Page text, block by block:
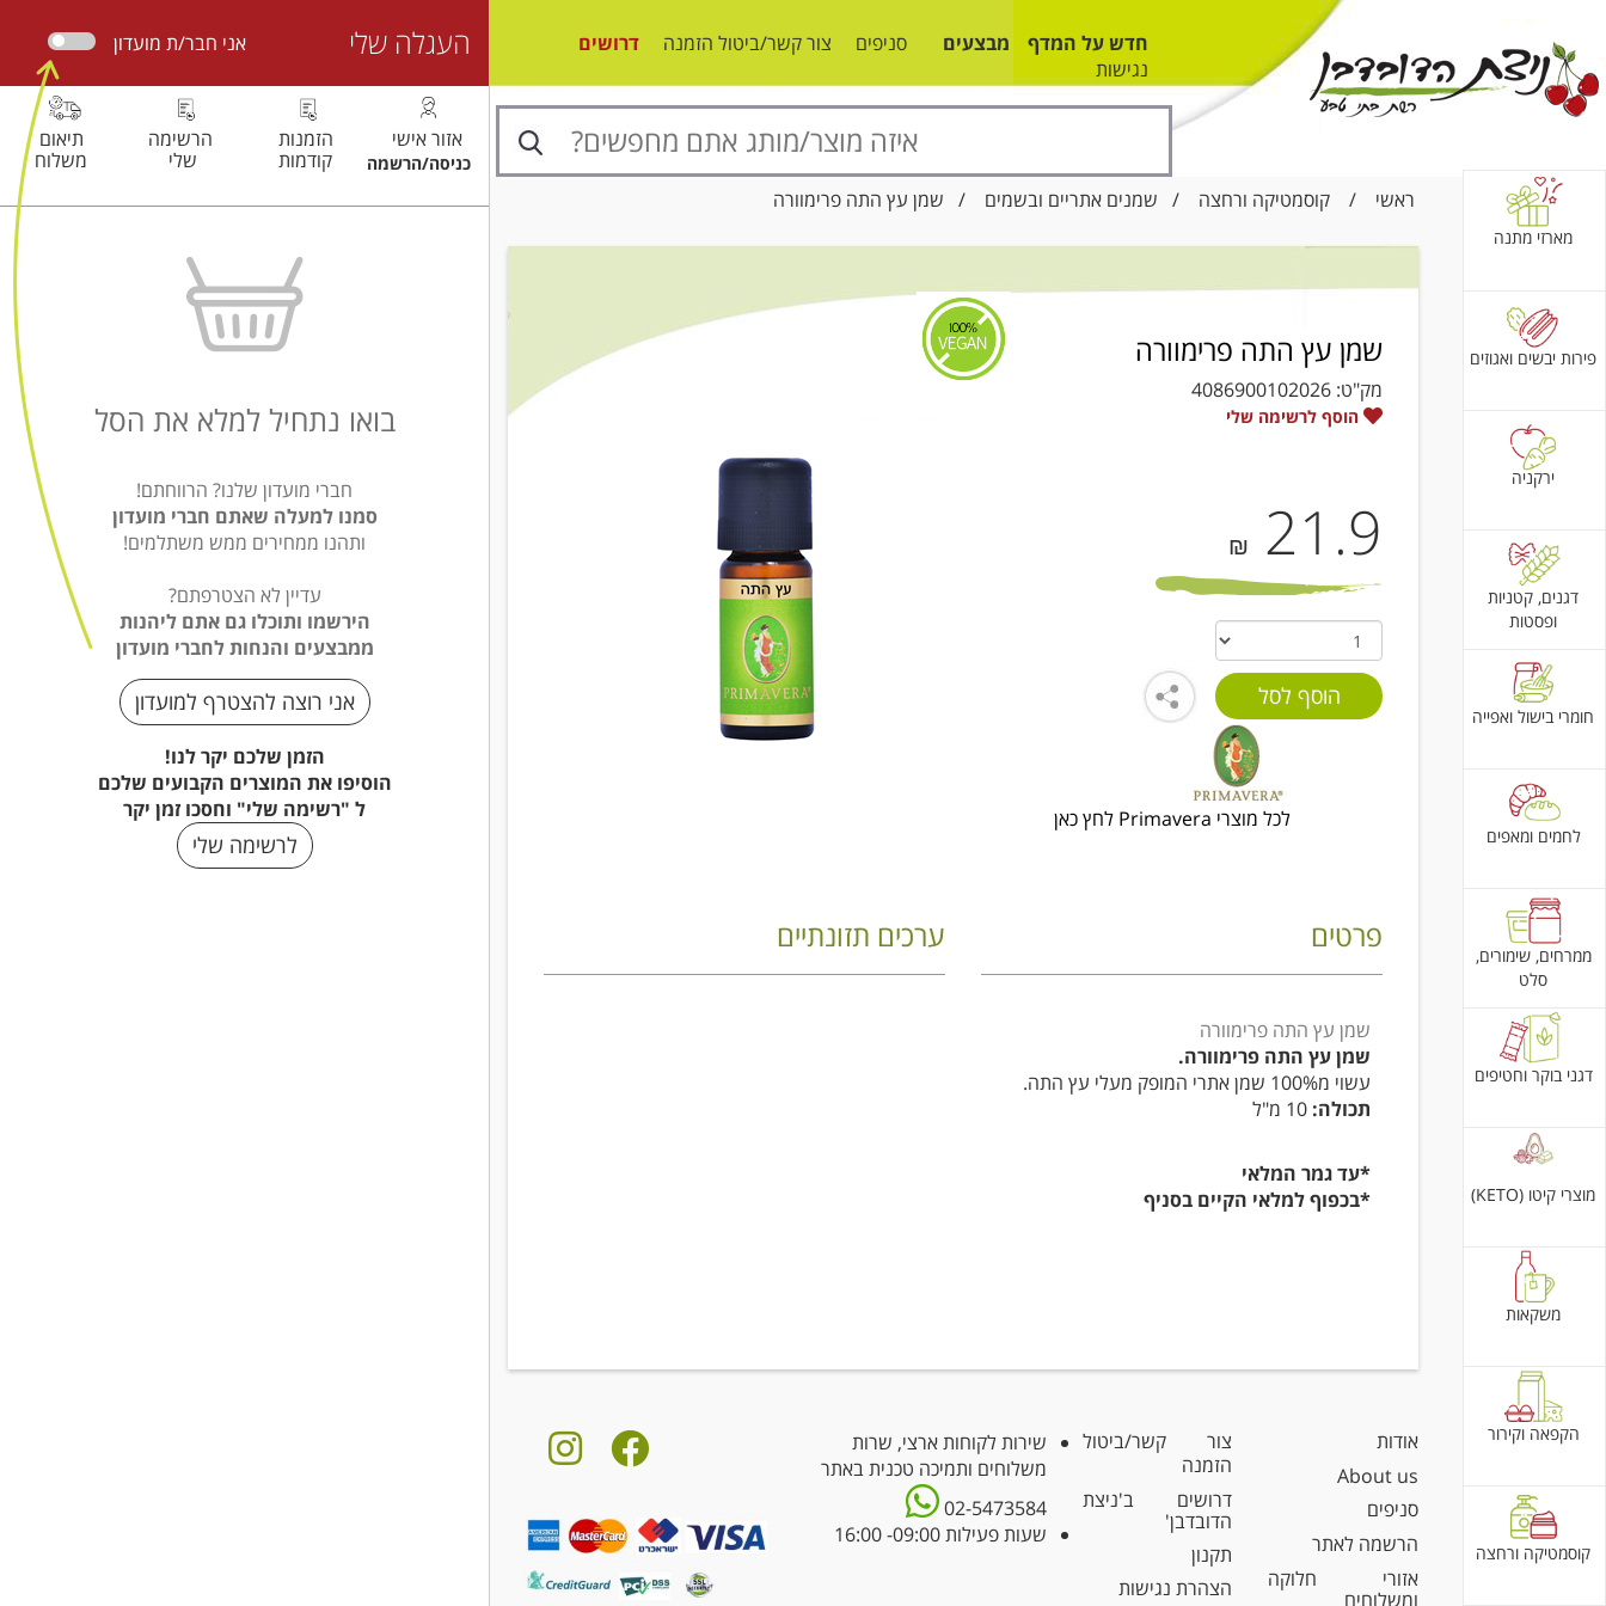
חדש על המדף מבצעים סניפים צור קשר/ביטול הזמנה
דרושים
נגישות
ראשי / קוסמטיקה ורחצה / שמנים אתריים ובשמים / שמן עץ התה פרימוורה
מארזי מתנה
פירות יבשים ואגוזים
ירקניה
דגנים, קטניות
ופסטות
חומרי בישול ואפייה
לחמים ומאפים
ממרחים, שימורים,
סלט
דגני בוקר וחטיפים
מוצרי קיטו (KETO)
משקאות
הקפאה וקירור
קוסמטיקה ורחצה
שמן עץ התה פרימוורה
מק"ט: 4086900102026
הוסף לרשימה שלי
21.9
₪
לכל מוצרי Primavera לחץ כאן
פרטים
שמן עץ התה פרימוורה
שמן עץ התה פרימוורה.
עשוי מ100% שמן אתרי המופק מעלי עץ התה.
תכולה: 10 מ"ל
*עד גמר המלאי
*בכפוף למלאי הקיים בסניף
ערכים תזונתיים
אודות
About us
סניפים
הרשמה לאתר
אזורי חלוקה
ומשלוחים
צור קשר/ביטול
הזמנה
דרושים ב'ניצת
הדובדבן'
תקנון
הצהרת נגישות
שירות לקוחות ארצי, שרות
משלוחים ותמיכה טכנית באתר
02-5473584
שעות פעילות 09:00- 16:00